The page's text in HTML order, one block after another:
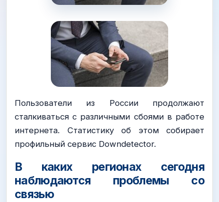
Пользователи из России продолжают
сталкиваться с различными сбоями в работе
интернета. Статистику об этом собирает
профильный сервис Downdetector.
В каких регионах сегодня
наблюдаются проблемы со
связью